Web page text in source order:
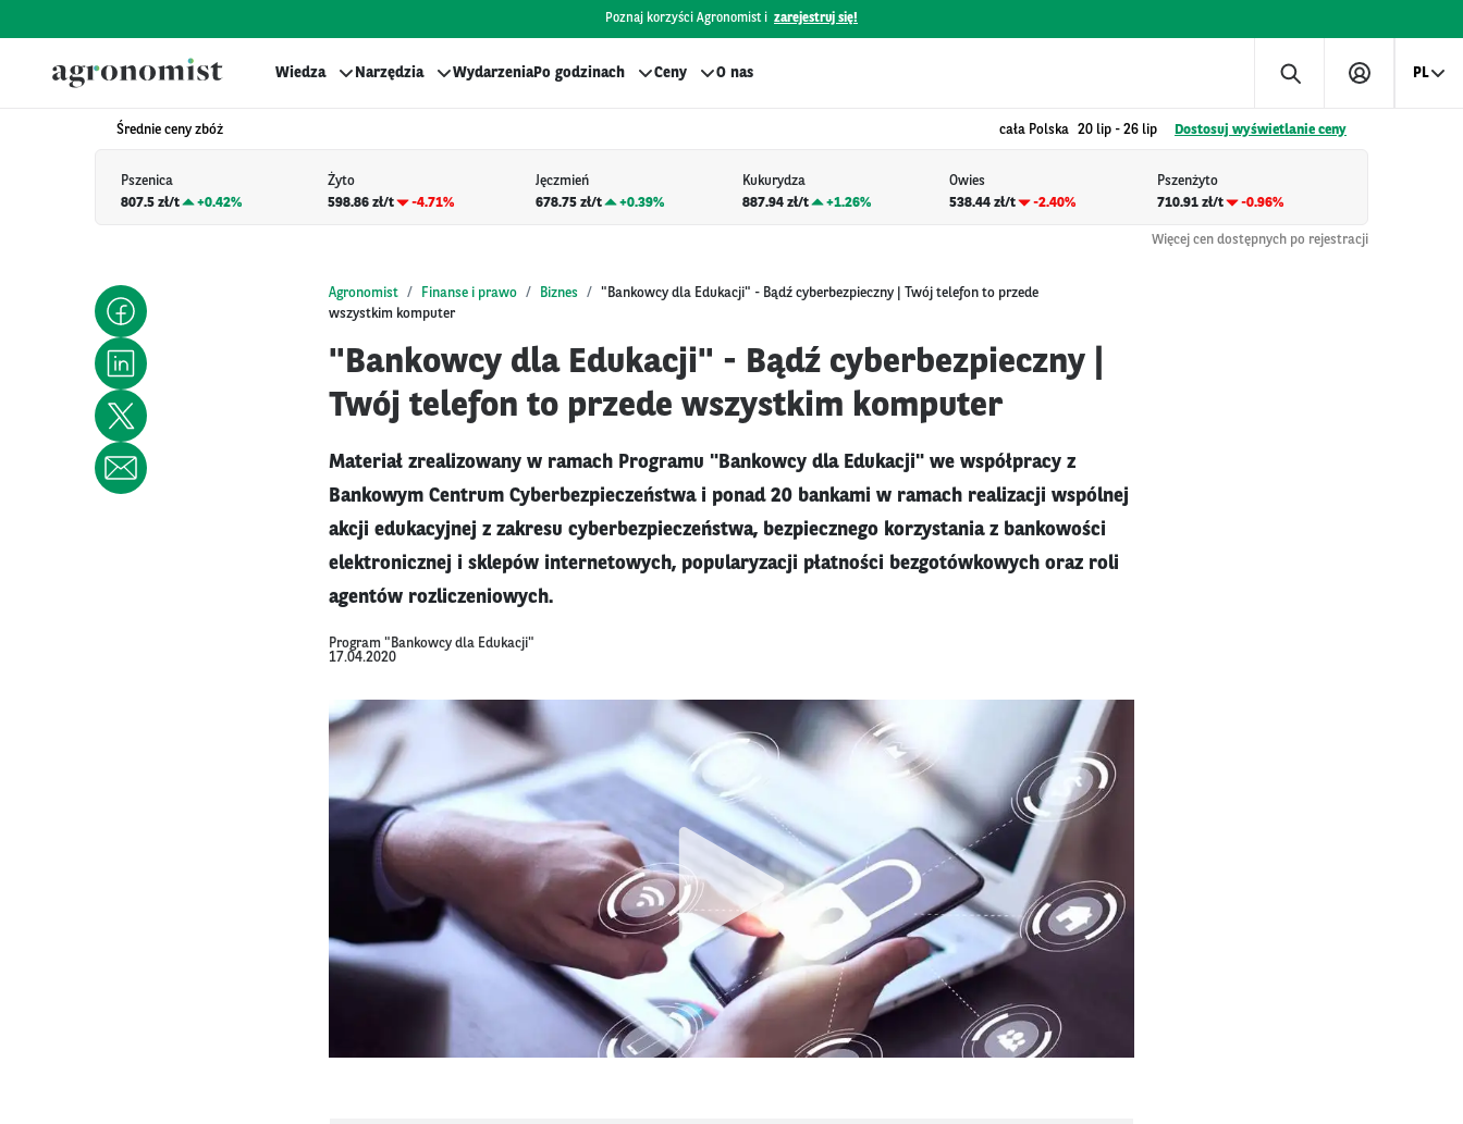
Poznaj korzyści Agronomist i zarejestruj się!
Wiedza Narzędzia WydarzeniaPo godzinach Ceny O nas PL
Średnie ceny zbóż cała Polska 20 lip - 26 lip Dostosuj wyświetlanie ceny
Pszenica
807.5 zł/t
+0.42%
Żyto
598.86 zł/t
-4.71%
Jęczmień
678.75 zł/t
+0.39%
Kukurydza
887.94 zł/t
+1.26%
Owies
538.44 zł/t
-2.40%
Pszenżyto
710.91 zł/t
-0.96%
Więcej cen dostępnych po rejestracji
Agronomist Finanse i prawo Biznes
"Bankowcy dla Edukacji" - Bądź cyberbezpieczny | Twój telefon to przede
wszystkim komputer
"Bankowcy dla Edukacji" - Bądź cyberbezpieczny |
Twój telefon to przede wszystkim komputer
Materiał zrealizowany w ramach Programu "Bankowcy dla Edukacji" we współpracy z
Bankowym Centrum Cyberbezpieczeństwa i ponad 20 bankami w ramach realizacji wspólnej
akcji edukacyjnej z zakresu cyberbezpieczeństwa, bezpiecznego korzystania z bankowości
elektronicznej i sklepów internetowych, popularyzacji płatności bezgotówkowych oraz roli
agentów rozliczeniowych.
Program "Bankowcy dla Edukacji"
17.04.2020